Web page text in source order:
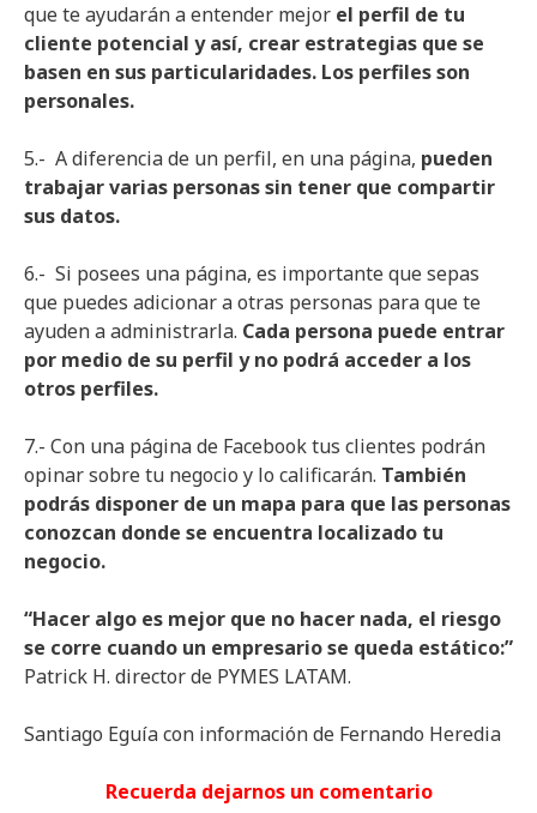
que te ayudarán a entender mejor el perfil de tu
cliente potencial y así, crear estrategias que se
basen en sus particularidades. Los perfiles son
personales.
5.- A diferencia de un perfil, en una página, pueden
trabajar varias personas sin tener que compartir
sus datos.
6.- Si posees una página, es importante que sepas
que puedes adicionar a otras personas para que te
ayuden a administrarla. Cada persona puede entrar
por medio de su perfil y no podrá acceder a los
otros perfiles.
7.- Con una página de Facebook tus clientes podrán
opinar sobre tu negocio y lo calificarán. También
podrás disponer de un mapa para que las personas
conozcan donde se encuentra localizado tu
negocio.
“Hacer algo es mejor que no hacer nada, el riesgo
se corre cuando un empresario se queda estático:”
Patrick H. director de PYMES LATAM.
Santiago Eguía con información de Fernando Heredia
Recuerda dejarnos un comentario